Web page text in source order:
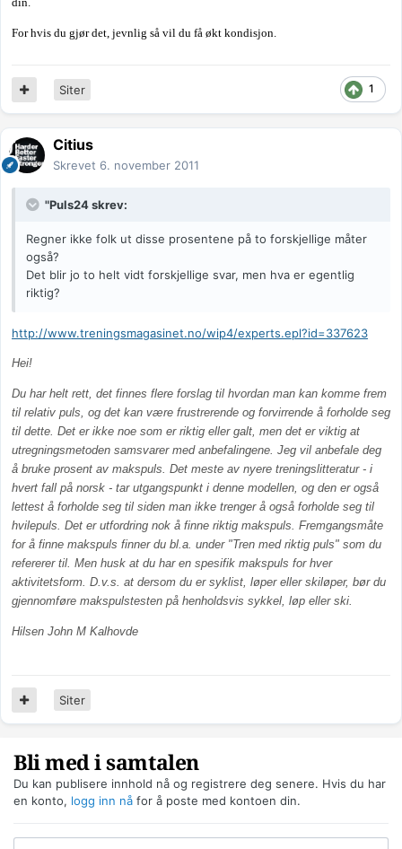
For hvis du gjør det, jevnlig så vil du få økt kondisjon.
1
Siter
Citius
Skrevet 6. november 2011
"Puls24 skrev:
Regner ikke folk ut disse prosentene på to forskjellige måter
også?
Det blir jo to helt vidt forskjellige svar, men hva er egentlig
riktig?
http://www.treningsmagasinet.no/wip4/experts.epl?id=337623
Hei!
Du har helt rett, det finnes flere forslag til hvordan man kan komme frem
til relativ puls, og det kan være frustrerende og forvirrende å forholde seg
til dette. Det er ikke noe som er riktig eller galt, men det er viktig at
utregningsmetoden samsvarer med anbefalingene. Jeg vil anbefale deg
å bruke prosent av makspuls. Det meste av nyere treningslitteratur - i
hvert fall på norsk - tar utgangspunkt i denne modellen, og den er også
lettest å forholde seg til siden man ikke trenger å også forholde seg til
hvilepuls. Det er utfordring nok å finne riktig makspuls. Fremgangsmåte
for å finne makspuls finner du bl.a. under "Tren med riktig puls" som du
refererer til. Men husk at du har en spesifik makspuls for hver
aktivitetsform. D.v.s. at dersom du er syklist, løper eller skiløper, bør du
gjennomføre makspulstesten på henholdsvis sykkel, løp eller ski.
Hilsen John M Kalhovde
Siter
Bli med i samtalen
Du kan publisere innhold nå og registrere deg senere. Hvis du har
en konto, logg inn nå for å poste med kontoen din.